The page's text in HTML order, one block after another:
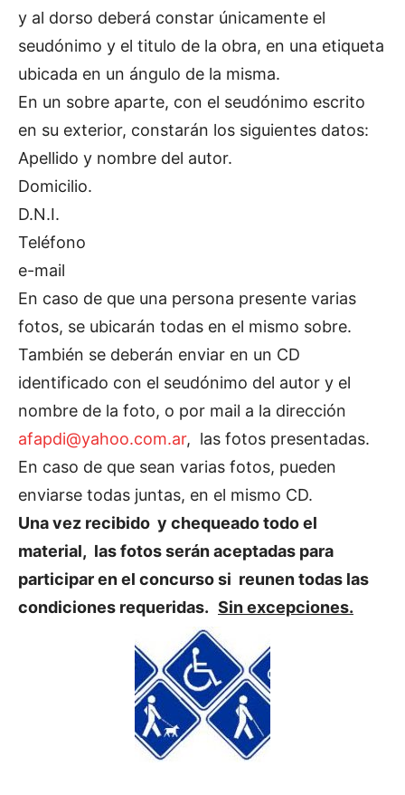
y al dorso deberá constar únicamente el
seudónimo y el titulo de la obra, en una etiqueta
ubicada en un ángulo de la misma.
En un sobre aparte, con el seudónimo escrito
en su exterior, constarán los siguientes datos:
Apellido y nombre del autor.
Domicilio.
D.N.I.
Teléfono
e-mail
En caso de que una persona presente varias
fotos, se ubicarán todas en el mismo sobre.
También se deberán enviar en un CD
identificado con el seudónimo del autor y el
nombre de la foto, o por mail a la dirección
afapdi@yahoo.com.ar, las fotos presentadas.
En caso de que sean varias fotos, pueden
enviarse todas juntas, en el mismo CD.
Una vez recibido y chequeado todo el
material, las fotos serán aceptadas para
participar en el concurso si reunen todas las
condiciones requeridas. Sin excepciones.